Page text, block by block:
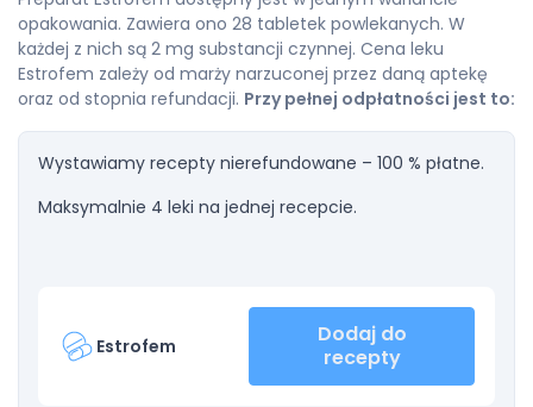
opakowania. Zawiera ono 28 tabletek powlekanych. W
każdej z nich są 2 mg substancji czynnej. Cena leku
Estrofem zależy od marży narzuconej przez daną aptekę
oraz od stopnia refundacji. Przy pełnej odpłatności jest to:
Wystawiamy recepty nierefundowane – 100 % płatne.
Maksymalnie 4 leki na jednej recepcie.
Estrofem
Dodaj do
recepty